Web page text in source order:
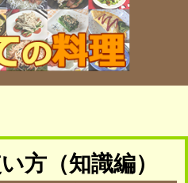
方（知識編）